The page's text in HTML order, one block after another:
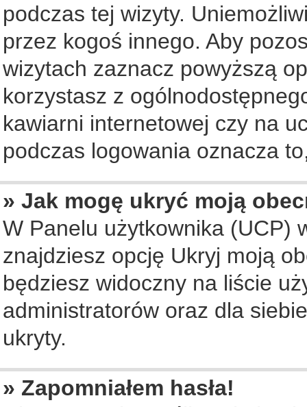
podczas tej wizyty.
przez kogoś innego. Aby
wizytach zaznacz powyższą
korzystasz z
kawiarni internetowej czy na
podczas logowania oznacza
» Jak mogę ukryć moją
W Panelu użytkownika (UCP)
znajdziesz opcję Ukryj moją
będziesz widoczny na liście
administratorów oraz dla
ukryty.
» Zapomniałem hasła!